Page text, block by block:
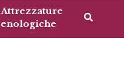
Attrezzature
enologiche